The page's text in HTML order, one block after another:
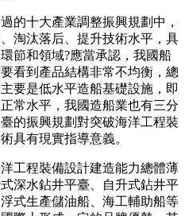
十大產業調整振興規劃中，
淘汰落后、提升技術水平，具
節和領域?應當承認，我國船
看到產品結構非常不均衡，總
要是低水平造船基礎設施，即
常水平，我國造船業也有三分
的振興規劃對突破海洋工程裝
具有現實指導意義。
程裝備設計建造能力總體薄
深水鉆井平臺、自升式鉆井平
式生產儲油船、海工輔助船等